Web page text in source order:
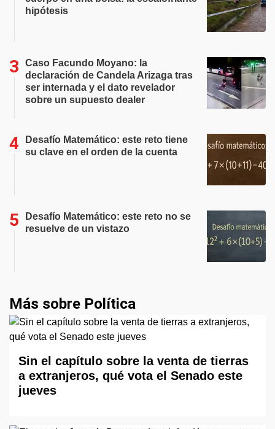
hipótesis
Caso Facundo Moyano: la
declaración de Candela Arizaga tras
ser internada y el dato revelador
sobre un supuesto dealer
Desafío Matemático: este reto tiene
su clave en el orden de la cuenta
Desafío Matemático: este reto no se
resuelve de un vistazo
Más sobre Política
Sin el capítulo sobre la venta de tierras
a extranjeros, qué vota el Senado este
jueves